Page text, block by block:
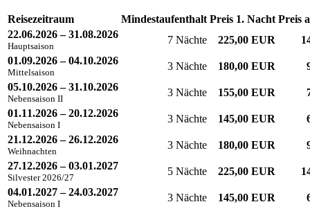
Reisezeitraum Mindestaufenthalt Preis 1. Nacht Preis
22.06.2026 – 31.08.2026
Hauptsaison
7 Nächte 225,00 EUR
01.09.2026 – 04.10.2026
Mittelsaison
3 Nächte 180,00 EUR
05.10.2026 – 31.10.2026
Nebensaison II
3 Nächte 155,00 EUR
01.11.2026 – 20.12.2026
Nebensaison I
3 Nächte 145,00 EUR
21.12.2026 – 26.12.2026
Weihnachten
3 Nächte 180,00 EUR
27.12.2026 – 03.01.2027
Silvester 2026/27
5 Nächte 225,00 EUR
04.01.2027 – 24.03.2027
Nebensaison I
3 Nächte 145,00 EUR